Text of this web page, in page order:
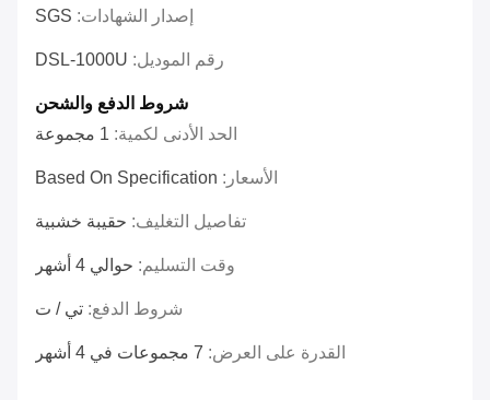
إصدار الشهادات: SGS
رقم الموديل: DSL-1000U
شروط الدفع والشحن
الحد الأدنى لكمية: 1 مجموعة
الأسعار: Based On Specification
تفاصيل التغليف: حقيبة خشبية
وقت التسليم: حوالي 4 أشهر
شروط الدفع: تي / ت
القدرة على العرض: 7 مجموعات في 4 أشهر